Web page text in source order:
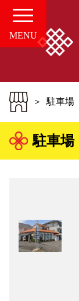
MENU
愛知の中華
店舗情報
お問い合せ
組合概要
組合加入
駐車場
駐車場